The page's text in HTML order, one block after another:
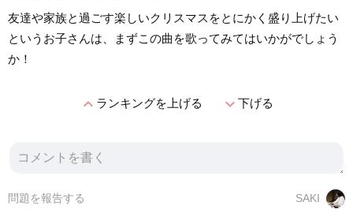
友達や家族と過ごす楽しいクリスマスをとにかく盛り上げたい
というお子さんは、まずこの曲を歌ってみてはいかがでしょう
か！
expand_lessランキングを上げる expand_more下げる
SAKI
問題を報告する